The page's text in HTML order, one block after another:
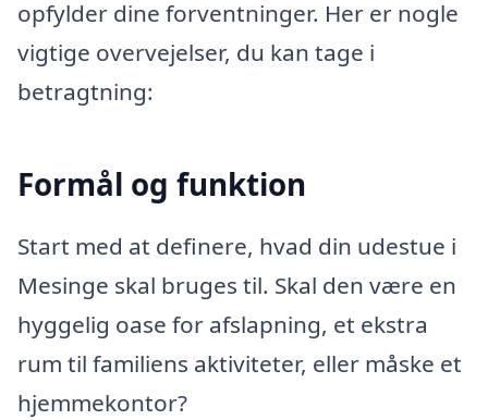
opfylder dine forventninger. Her er nogle
vigtige overvejelser, du kan tage i
betragtning:
Formål og funktion
Start med at definere, hvad din udestue i
Mesinge skal bruges til. Skal den være en
hyggelig oase for afslapning, et ekstra
rum til familiens aktiviteter, eller måske et
hjemmekontor?